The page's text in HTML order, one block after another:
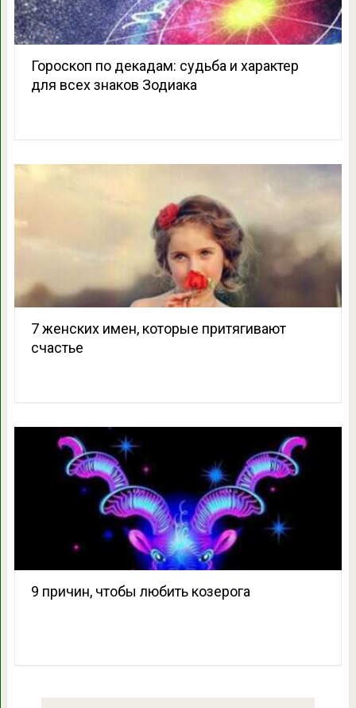
Гороскоп по декадам: судьба и характер
для всех знаков Зодиака
7 женских имен, которые притягивают
счастье
9 причин, чтобы любить козерога